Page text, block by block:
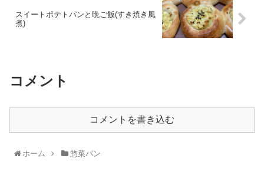
スイートポテトパンと晩ご飯(すき焼き風
煮)
コメント
コメントを書き込む
ホーム 惣菜パン